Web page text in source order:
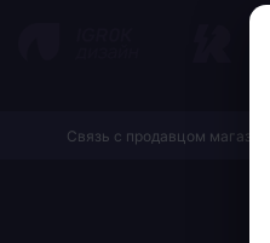
Связь с продавцом магазина